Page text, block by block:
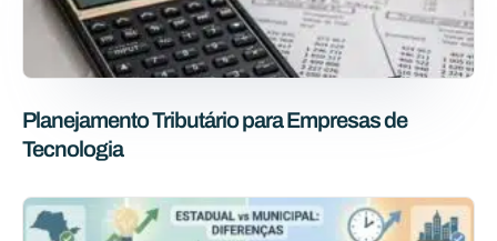
Planejamento Tributário para Empresas de
Tecnologia